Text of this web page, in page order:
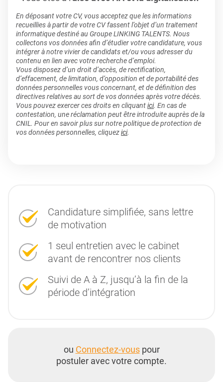
En déposant votre CV, vous acceptez que les informations
recueillies à partir de votre CV fassent l’objet d’un traitement
informatique destiné au Groupe LINKING TALENTS. Nous
collectons vos données afin d’étudier votre candidature, vous
intégrer à notre vivier de candidats et/ou vous adresser du
contenu en lien avec votre recherche d’emploi.
Vous disposez d’un droit d’accès, de rectification,
d’effacement, de limitation, d’opposition et de portabilité des
données personnelles vous concernant, et de définition des
directives relatives au sort de vos données après votre décès.
Vous pouvez exercer ces droits en cliquantici. En cas de
contestation, une réclamation peut être introduite auprès de la
CNIL. Pour en savoir plus sur notre politique de protection de
vos données personnelles, cliquezici.
Candidature simplifiée, sans lettre
de motivation
1 seul entretien avec le cabinet
avant de rencontrer nos clients
Suivi de A à Z, jusqu’à la fin de la
période d’intégration
ou Connectez-vouspour
postuler avec votre compte.